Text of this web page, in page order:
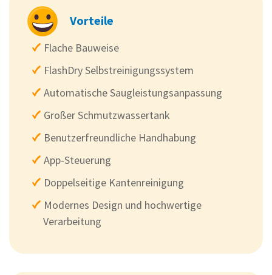
Vorteile
Flache Bauweise
FlashDry Selbstreinigungssystem
Automatische Saugleistungsanpassung
Großer Schmutzwassertank
Benutzerfreundliche Handhabung
App-Steuerung
Doppelseitige Kantenreinigung
Modernes Design und hochwertige
Verarbeitung